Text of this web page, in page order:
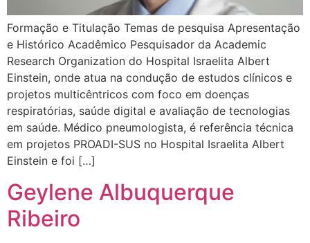
Formação e Titulação Temas de pesquisa Apresentação
e Histórico Acadêmico ​Pesquisador da Academic
Research Organization do Hospital Israelita Albert
Einstein, onde atua na condução de estudos clínicos e
projetos multicêntricos com foco em doenças
respiratórias, saúde digital e avaliação de tecnologias
em saúde. Médico pneumologista, é referência técnica
em projetos PROADI-SUS no Hospital Israelita Albert
Einstein e foi […]
Geylene Albuquerque
Ribeiro